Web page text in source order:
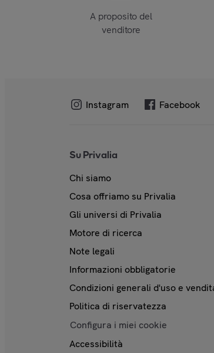
A proposito del
venditore
Instagram Facebook
Su Privalia
Chi siamo
Cosa offriamo su Privalia
Gli universi di Privalia
Motore di ricerca
Note legali
Informazioni obbligatorie
Condizioni generali d'uso e
Politica di riservatezza
Configura i miei cookie
Accessibilità